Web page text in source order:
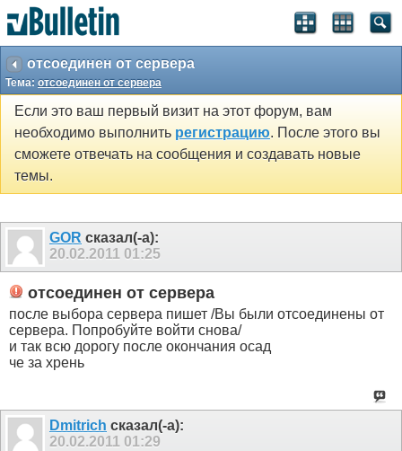
отсоединен от сервера
Тема: отсоединен от сервера
Если это ваш первый визит на этот форум, вам
необходимо выполнить регистрацию. После этого вы
сможете отвечать на сообщения и создавать новые
темы.
GOR сказал(-а):
20.02.2011 01:25
отсоединен от сервера
после выбора сервера пишет /Вы были отсоединены от
сервера. Попробуйте войти снова/
и так всю дорогу после окончания осад
че за хрень
Dmitrich сказал(-а):
20.02.2011 01:29